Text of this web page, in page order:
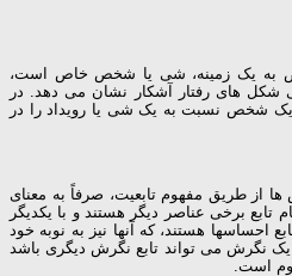
به یک زمینه، شی یا شخص خاص است،
شکل های رفتار آشکار نشان می دهد. در
شخص نسبت به یک شی یا رویداد را در
از طریق مفهوم تابعیت، صرفاً به معنای
برخی عناصر دیگر هستند و با یکدیگر
احساسها هستند، که آنها نیز به نوبه‌ خود
نگرش می تواند تابع نگرش دیگری باشد
است.